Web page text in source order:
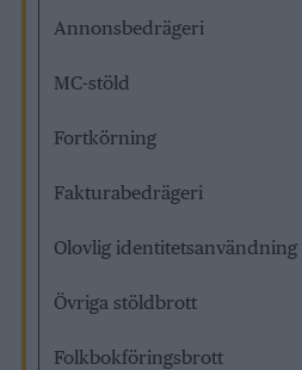
Annonsbedrägeri
MC-stöld
Fortkörning
Fakturabedrägeri
Olovlig identitetsanvändning
Övriga stöldbrott
Folkbokföringsbrott